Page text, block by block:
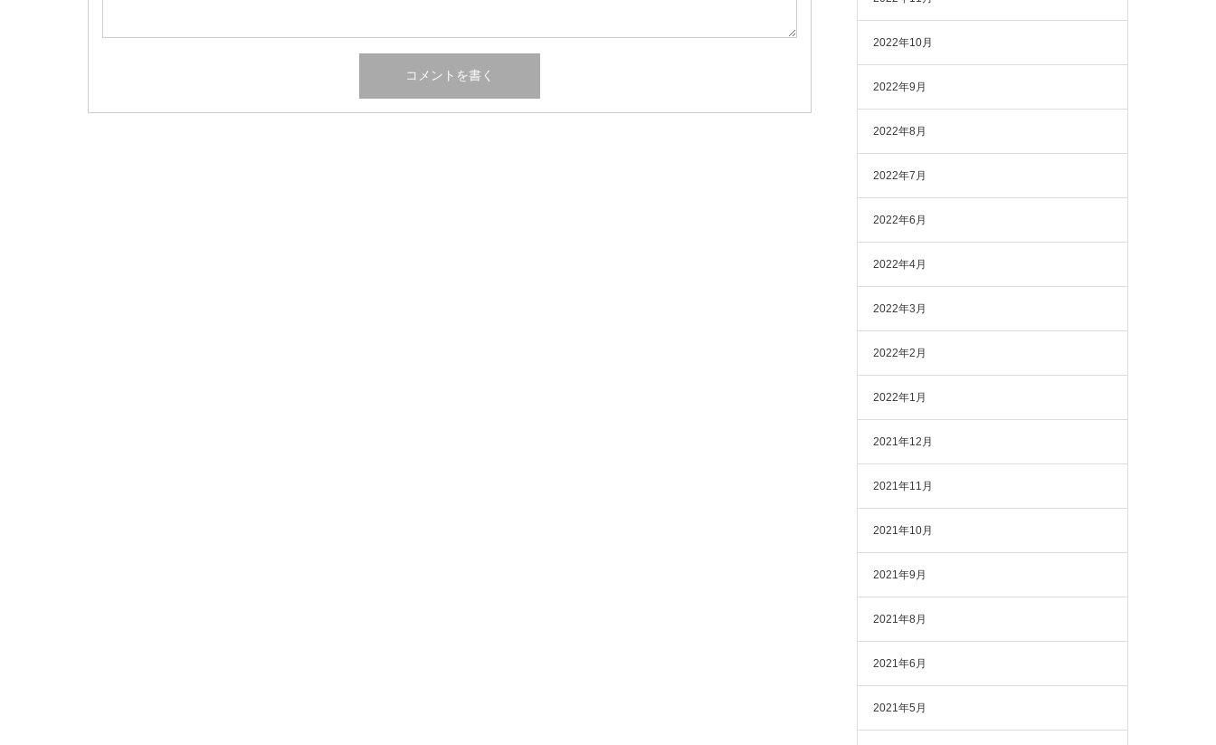
2022年10月
2022年9月
2022年8月
2022年7月
2022年6月
2022年4月
2022年3月
2022年2月
2022年1月
2021年12月
2021年11月
2021年10月
2021年9月
2021年8月
2021年6月
2021年5月